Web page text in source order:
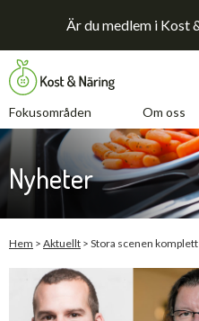
Är du medlem i Kost
Fokusområden Om oss
Fokusområden
Om oss
Aktuellt
Bli medlem
Nyheter
Hem > Aktuellt > Stora scenen komplett